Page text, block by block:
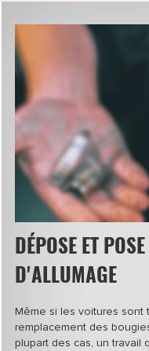
DÉPOSE ET
D'ALLUMAGE
Même si les voitures sont
remplacement des
plupart des cas, un travail